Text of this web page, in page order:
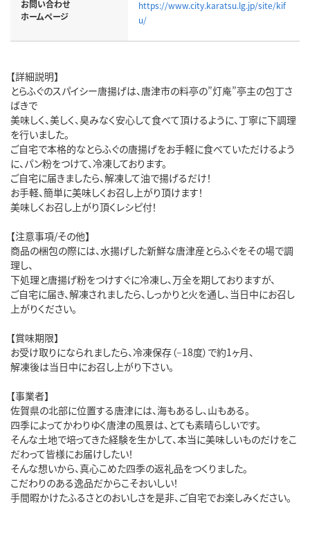
お問い合わせ
ホームページ
https://www.city.karatsu.lg.jp/site/kif
u/
【詳細説明】
とらふぐのスパイシー唐揚げは、唐津市の料亭の”灯庵”亭主の包丁さ
ばきで
美味しく、美しく、臭みなく安心して食べて頂けるように、丁寧に下調理
を行いました。
ご自宅で本格的なとらふぐの唐揚げをお手軽に食べていただけるよう
に、パン粉をつけて、冷凍しております。
ご自宅に届きましたら、解凍して油で揚げるだけ！
お手軽、簡単に美味しくお召し上がり頂けます！
美味しくお召し上がり頂くレシピ付！
【注意事項/その他】
商品の梱包の際には、水揚げした新鮮な唐津産とらふぐをその場で調
理し、
下処理と唐揚げ粉をつけすぐに冷凍し、万全を期しておりますが、
ご自宅に届き、解凍されましたら、しっかりと火を通し、当日中にお召し
上がりください。
【賞味期限】
お受け取りになられましたら、冷凍保存（−18度）で約1ヶ月、
解凍後は当日中にお召し上がり下さい。
【事業者】
佐賀県の北部に位置する唐津には、海もあるし、山もある。
四季によってかわりゆく唐津の風景は、とても素晴らしいです。
そんな土地で培ってきた経験を生かして、本当に美味しいものだけをこ
だわって皆様にお届けしたい！
そんな想いから、真心こめた四季の返礼品をつくりました。
こだわりのある逸品だからこそおいしい！
手間暇かけたふるさとのおいしさを是非、ご自宅でお楽しみください。